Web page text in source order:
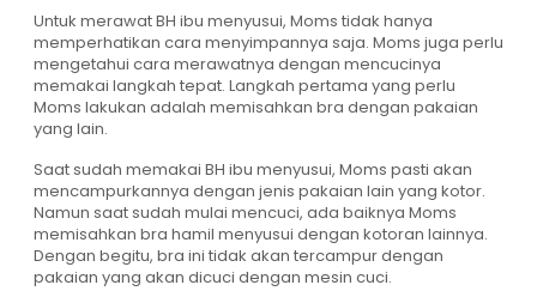
Untuk merawat BH ibu menyusui, Moms tidak hanya
memperhatikan cara menyimpannya saja. Moms juga perlu
mengetahui cara merawatnya dengan mencucinya
memakai langkah tepat. Langkah pertama yang perlu
Moms lakukan adalah memisahkan bra dengan pakaian
yang lain.
Saat sudah memakai BH ibu menyusui, Moms pasti akan
mencampurkannya dengan jenis pakaian lain yang kotor.
Namun saat sudah mulai mencuci, ada baiknya Moms
memisahkan bra hamil menyusui dengan kotoran lainnya.
Dengan begitu, bra ini tidak akan tercampur dengan
pakaian yang akan dicuci dengan mesin cuci.